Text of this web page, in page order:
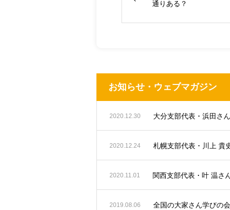
通りある？
お知らせ・ウェブマガジン
2020.12.30
2020.12.24 札幌支部代表・川上 貴
2020.11.01 関西支部代表・叶 温さ
2019.08.06 全国の大家さん学びの